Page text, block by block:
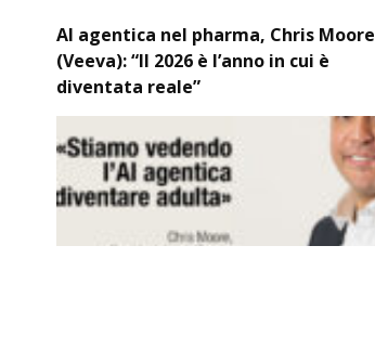
AI agentica nel pharma, Chris Moore
(Veeva): “Il 2026 è l’anno in cui è
diventata reale”